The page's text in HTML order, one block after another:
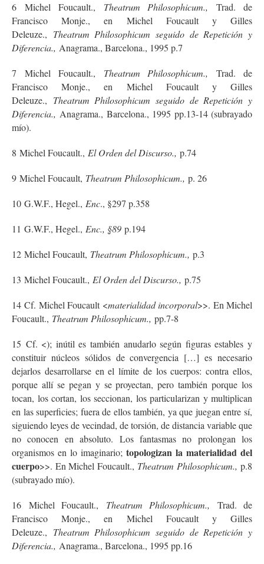
6 Michel Foucault., Theatrum Philosophicum.,Trad. de
Francisco Monje., en Michel Foucault y Gilles
Deleuze., Theatrum Philosophicum seguido de Repetición y
Diferencia., Anagrama., Barcelona., 1995 p.7
7 Michel Foucault., Theatrum Philosophicum.,Trad. de
Francisco Monje., en Michel Foucault y Gilles
Deleuze., Theatrum Philosophicum seguido de Repetición y
Diferencia., Anagrama., Barcelona., 1995 pp.13-14 (subrayado
mío).
8 Michel Foucault., El Orden del Discurso., p.74
9 Michel Foucault, Theatrum Philosophicum., p. 26
10 G.W.F., Hegel., Enc., §297 p.358
11 G.W.F., Hegel., Enc., §89 p.194
12 Michel Foucault, Theatrum Philosophicum., p.3
13 Michel Foucault., El Orden del Discurso., p.75
14 Cf. Michel Foucault <materialidad incorporal>>. En Michel
Foucault., Theatrum Philosophicum., pp.7-8
15 Cf. <); inútil es también anudarlo según figuras estables y
constituir núcleos sólidos de convergencia […] es necesario
dejarlos desarrollarse en el límite de los cuerpos: contra ellos,
porque allí se pegan y se proyectan, pero también porque los
tocan, los cortan, los seccionan, los particularizan y multiplican
en las superficies; fuera de ellos también, ya que juegan entre sí,
siguiendo leyes de vecindad, de torsión, de distancia variable que
no conocen en absoluto. Los fantasmas no prolongan los
organismos en lo imaginario;topologizan la materialidad del
cuerpo>>. En Michel Foucault., Theatrum Philosophicum., p.8
(subrayado mío).
16 Michel Foucault., Theatrum Philosophicum., Trad. de
Francisco Monje., en Michel Foucault y Gilles
Deleuze., Theatrum Philosophicum seguido de Repetición y
Diferencia., Anagrama., Barcelona., 1995 pp.16